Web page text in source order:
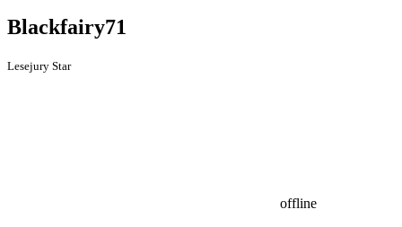
Blackfairy71
Lesejury Star
offline